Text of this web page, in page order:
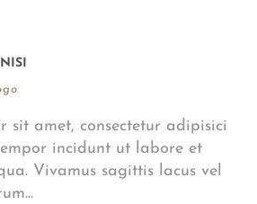
sit amet, consectetur adipisici
incidunt ut labore et
Vivamus sagittis lacus vel